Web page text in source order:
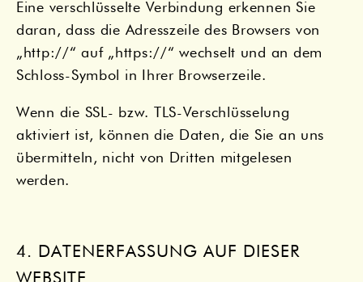
Eine verschlüsselte Verbindung erkennen Sie
daran, dass die Adresszeile des Browsers von
„http://“ auf „https://“ wechselt und an dem
Schloss-Symbol in Ihrer Browserzeile.
Wenn die SSL- bzw. TLS-Verschlüsselung
aktiviert ist, können die Daten, die Sie an uns
übermitteln, nicht von Dritten mitgelesen
werden.
4. DATENERFASSUNG AUF DIESER